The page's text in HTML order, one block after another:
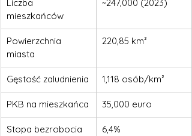
Liczba
mieszkańców
~247,000 (2023)
Powierzchnia
miasta
220,85 km²
Gęstość zaludnienia 1,118 osób/km²
PKB na mieszkańca 35,000 euro
Stopa bezrobocia 6,4%